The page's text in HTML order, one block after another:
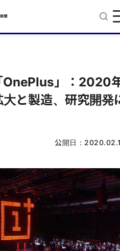
OnePlus」：2020
と製造、研究開発
公開日：